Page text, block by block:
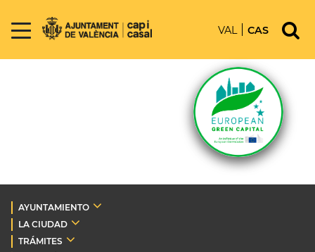
VAL CAS
AYUNTAMIENTO
LA CIUDAD
TRÁMITES